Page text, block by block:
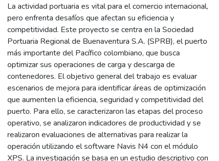
La actividad portuaria es vital para el comercio internacional,
pero enfrenta desafíos que afectan su eficiencia y
competitividad. Este proyecto se centra en la Sociedad
Portuaria Regional de Buenaventura S.A. (SPRB), el puerto
más importante del Pacífico colombiano, que busca
optimizar sus operaciones de carga y descarga de
contenedores. El objetivo general del trabajo es evaluar
escenarios de mejora para identificar áreas de optimización
que aumenten la eficiencia, seguridad y competitividad del
puerto. Para ello, se caracterizaron las etapas del proceso
operativo, se analizaron indicadores de productividad y se
realizaron evaluaciones de alternativas para realizar la
operación utilizando el software Navis N4 con el módulo
XPS. La investigación se basa en un estudio descriptivo con